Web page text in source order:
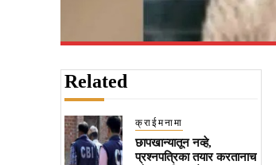
Related
क्राईमनामा
छापखान्यातून नव्हे,
प्रश्नपत्रिका तयार करतानाच